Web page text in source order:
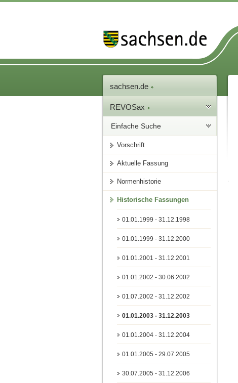
sachsen.de
REVOSax
Einfache Suche
Vorschrift
Aktuelle Fassung
Normenhistorie
Historische Fassungen
01.01.1999 - 31.12.1998
01.01.1999 - 31.12.2000
01.01.2001 - 31.12.2001
01.01.2002 - 30.06.2002
01.07.2002 - 31.12.2002
01.01.2003 - 31.12.2003
01.01.2004 - 31.12.2004
01.01.2005 - 29.07.2005
30.07.2005 - 31.12.2006